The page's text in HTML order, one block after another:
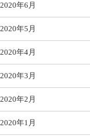
2020年6月
2020年5月
2020年4月
2020年3月
2020年2月
2020年1月